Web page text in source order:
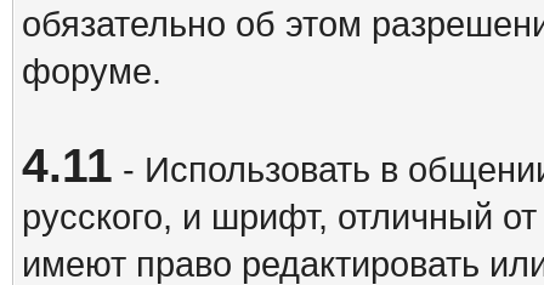
обязательно об этом
форуме.
4.11 - Использовать в
русского, и шрифт, отличный
имеют право редактировать